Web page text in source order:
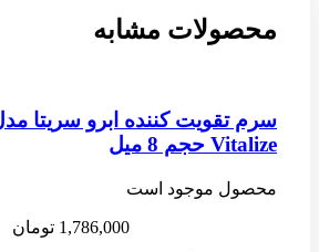
محصولات مشابه
Vitalize حجم 8 میل
محصول موجود است
1,786,000 تومان